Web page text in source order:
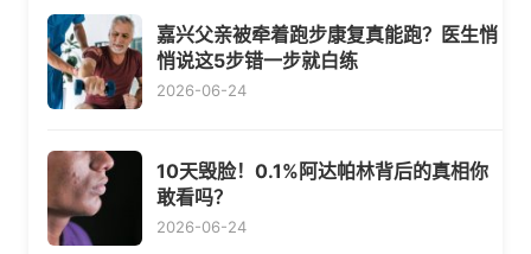
嘉兴父亲被牵着跑步康复真能跑？医生悄
悄说这5步错一步就白练
2026-06-24
10天毁脸！0.1%阿达帕林背后的真相你
敢看吗？
2026-06-24